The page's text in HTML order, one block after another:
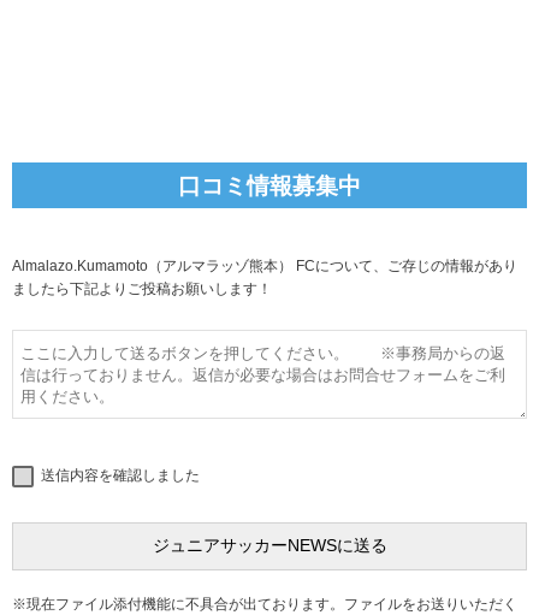
口コミ情報募集中
Almalazo.Kumamoto（アルマラッゾ熊本） FCについて、ご存じの情報があり
ましたら下記よりご投稿お願いします！
送信内容を確認しました
※現在ファイル添付機能に不具合が出ております。ファイルをお送りいただく